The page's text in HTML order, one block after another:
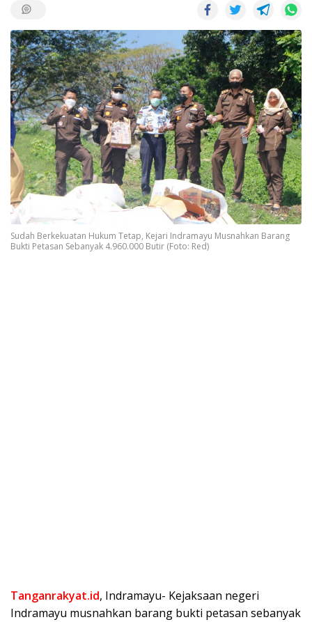
Sudah Berkekuatan Hukum Tetap, Kejari Indramayu Musnahkan Barang
Bukti Petasan Sebanyak 4.960.000 Butir (Foto: Red)
Tanganrakyat.id, Indramayu- Kejaksaan negeri
Indramayu musnahkan barang bukti petasan sebanyak